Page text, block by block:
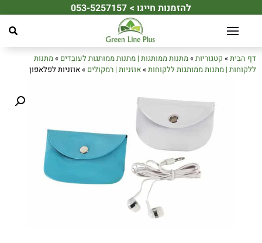
להזמנות חייגו > 053-5257157
דף הבית» קטגוריות»מתנות ממותגות | מתנות ממותגות לעובדים »מתנות
ללקוחות | מתנות ממותגות ללקוחות»אוזניות | רמקולים »אוזניות לפלאפון